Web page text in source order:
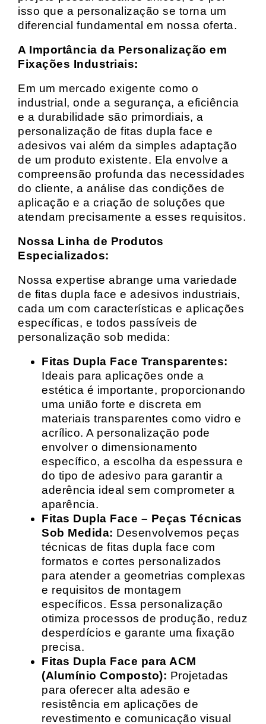
isso que a personalização se torna um
diferencial fundamental em nossa oferta.
A Importância da Personalização em
Fixações Industriais:
Em um mercado exigente como o
industrial, onde a segurança, a eficiência
e a durabilidade são primordiais, a
personalização de fitas dupla face e
adesivos vai além da simples adaptação
de um produto existente. Ela envolve a
compreensão profunda das necessidades
do cliente, a análise das condições de
aplicação e a criação de soluções que
atendam precisamente a esses requisitos.
Nossa Linha de Produtos
Especializados:
Nossa expertise abrange uma variedade
de fitas dupla face e adesivos industriais,
cada um com características e aplicações
específicas, e todos passíveis de
personalização sob medida:
Fitas Dupla Face Transparentes:
Ideais para aplicações onde a
estética é importante, proporcionando
uma união forte e discreta em
materiais transparentes como vidro e
acrílico. A personalização pode
envolver o dimensionamento
específico, a escolha da espessura e
do tipo de adesivo para garantir a
aderência ideal sem comprometer a
aparência.
Fitas Dupla Face – Peças Técnicas
Sob Medida: Desenvolvemos peças
técnicas de fitas dupla face com
formatos e cortes personalizados
para atender a geometrias complexas
e requisitos de montagem
específicos. Essa personalização
otimiza processos de produção, reduz
desperdícios e garante uma fixação
precisa.
Fitas Dupla Face para ACM
(Alumínio Composto): Projetadas
para oferecer alta adesão e
resistência em aplicações de
revestimento e comunicação visual